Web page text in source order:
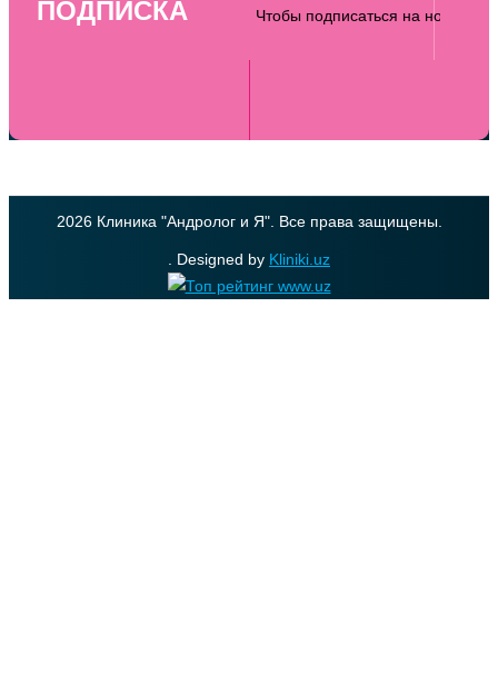
ПОДПИСКА
2026 Клиника "Андролог и Я". Все права защищены.
. Designed by Kliniki.uz